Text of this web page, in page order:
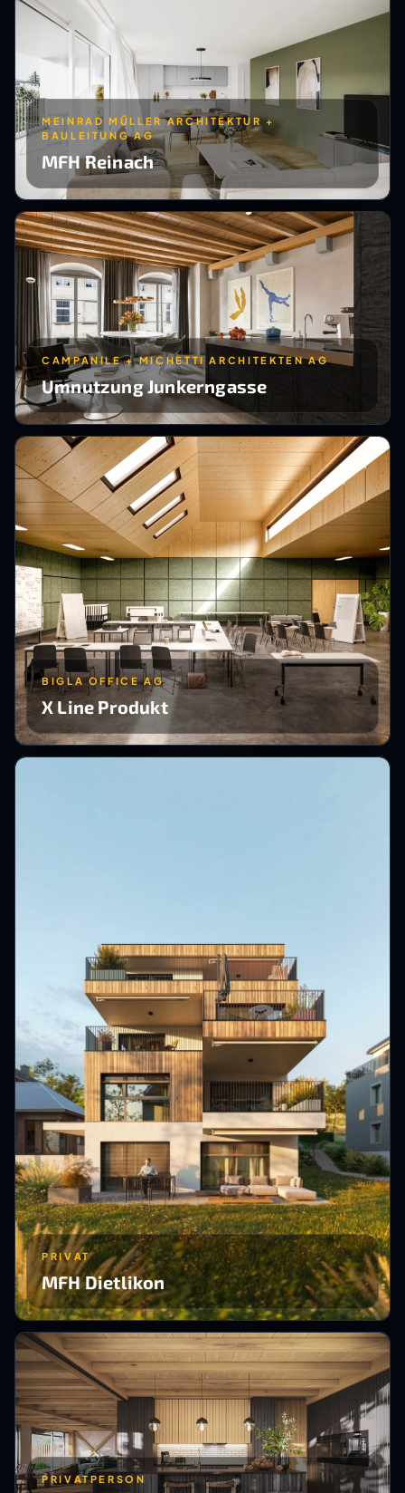
MEINRAD MÜLLER ARCHITEKTUR +
BAULEITUNG AG
MFH Reinach
CAMPANILE + MICHETTI ARCHITEKTEN AG
Umnutzung Junkerngasse
BIGLA OFFICE AG
X Line Produkt
PRIVAT
MFH Dietlikon
PRIVATPERSON